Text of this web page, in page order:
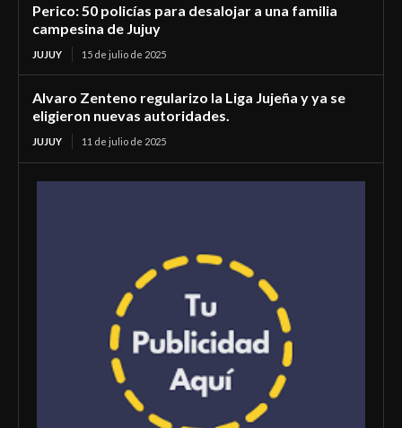
Perico: 50 policías para desalojar a una familia
campesina de Jujuy
JUJUY 15 de julio de 2025
Alvaro Zenteno regularizo la Liga Jujeña y ya se
eligieron nuevas autoridades.
JUJUY 11 de julio de 2025